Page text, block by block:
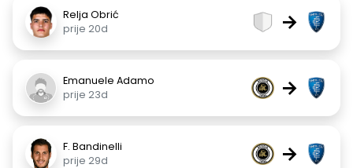
Relja Obrić
prije 20d
→
Emanuele Adamo
prije 23d
→
F. Bandinelli
prije 29d
→